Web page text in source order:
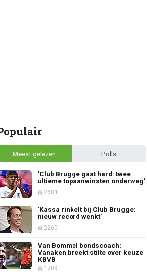
Meest gelezen Polls
'Club Brugge gaat hard: twee
ultieme topaanwinsten onderweg'
2681
'Kassa rinkelt bij Club Brugge:
nieuw record wenkt'
2260
Van Bommel bondscoach:
Vanaken breekt stilte over keuze
KBVB
1709